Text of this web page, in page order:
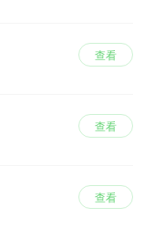
查看
查看
查看